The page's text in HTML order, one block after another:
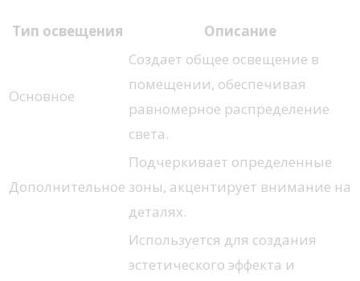
Тип освещения Описание
Основное
Создает общее освещение в
помещении, обеспечивая
равномерное распределение
света.
Дополнительное
Подчеркивает определенные
зоны, акцентирует внимание на
деталях.
Используется для создания
эстетического эффекта и